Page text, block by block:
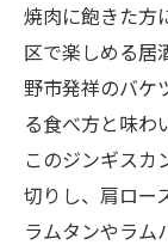
焼肉に飽きた方
区で楽しめる居
野市発祥のバケ
る食べ方と味わ
このジンギスカ
切りし、肩ロー
ラムタンやラム